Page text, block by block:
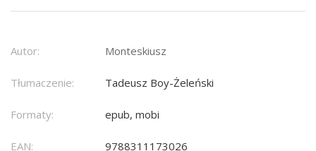
Autor: Monteskiusz
Tłumaczenie: Tadeusz Boy-Żeleński
Formaty: epub, mobi
EAN: 9788311173026